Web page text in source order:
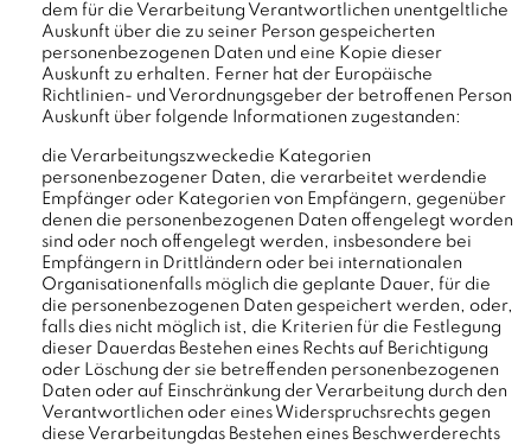
dem für die Verarbeitung Verantwortlichen unentgeltliche
Auskunft über die zu seiner Person gespeicherten
personenbezogenen Daten und eine Kopie dieser
Auskunft zu erhalten. Ferner hat der Europäische
Richtlinien- und Verordnungsgeber der betroffenen Person
Auskunft über folgende Informationen zugestanden:
die Verarbeitungszweckedie Kategorien
personenbezogener Daten, die verarbeitet werdendie
Empfänger oder Kategorien von Empfängern, gegenüber
denen die personenbezogenen Daten offengelegt worden
sind oder noch offengelegt werden, insbesondere bei
Empfängern in Drittländern oder bei internationalen
Organisationenfalls möglich die geplante Dauer, für die
die personenbezogenen Daten gespeichert werden, oder,
falls dies nicht möglich ist, die Kriterien für die Festlegung
dieser Dauerdas Bestehen eines Rechts auf Berichtigung
oder Löschung der sie betreffenden personenbezogenen
Daten oder auf Einschränkung der Verarbeitung durch den
Verantwortlichen oder eines Widerspruchsrechts gegen
diese Verarbeitungdas Bestehen eines Beschwerderechts